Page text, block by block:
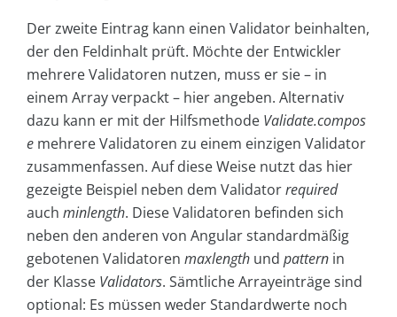
Der zweite Eintrag kann einen Validator beinhalten,
der den Feldinhalt prüft. Möchte der Entwickler
mehrere Validatoren nutzen, muss er sie – in
einem Array verpackt – hier angeben. Alternativ
dazu kann er mit der Hilfsmethode Validate.compos
e mehrere Validatoren zu einem einzigen Validator
zusammenfassen. Auf diese Weise nutzt das hier
gezeigte Beispiel neben dem Validatorrequired
auch minlength. Diese Validatoren befinden sich
neben den anderen von Angular standardmäßig
gebotenen Validatoren maxlength und pattern in
der Klasse Validators. Sämtliche Arrayeinträge sind
optional: Es müssen weder Standardwerte noch